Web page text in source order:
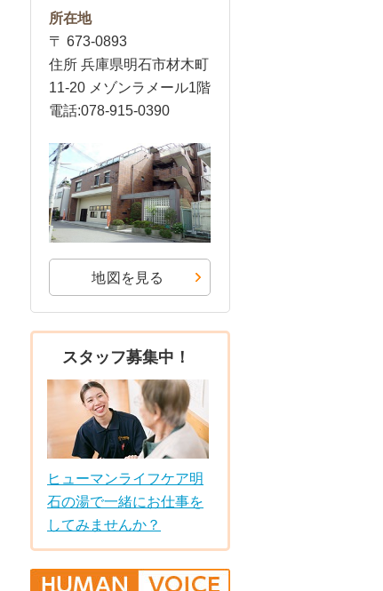
所在地
〒 673-0893
住所 兵庫県明石市材木町
11-20 メゾンラメール1階
電話:078-915-0390
地図を見る
スタッフ募集中！
ヒューマンライフケア明
石の湯で一緒にお仕事を
してみませんか？